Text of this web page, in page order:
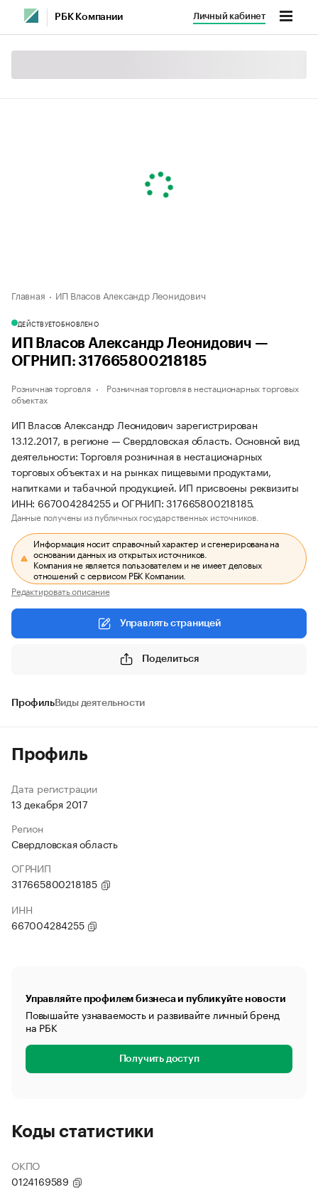
РБК Компании Личный кабинет
Главная ИП Власов Александр Леонидович
ДЕЙСТВУЕТОБНОВЛЕНО
ИП Власов Александр Леонидович —
ОГРНИП: 317665800218185
Розничная торговля
Розничная торговля в нестационарных торговых
объектах
ИП Власов Александр Леонидович зарегистрирован
13.12.2017, в регионе — Свердловская область. Основной вид
деятельности: Торговля розничная в нестационарных
торговых объектах и на рынках пищевыми продуктами,
напитками и табачной продукцией. ИП присвоены реквизиты
ИНН: 667004284255 и ОГРНИП: 317665800218185.
Данные получены из публичных государственных источников.
Информация носит справочный характер и сгенерирована на
основании данных из открытых источников.
Компания не является пользователем и не имеет деловых
отношений с сервисом РБК Компании.
Редактировать описание
Управлять страницей
Поделиться
ПрофильВиды деятельности
Профиль
Дата регистрации
13 декабря 2017
Регион
Свердловская область
ОГРНИП
317665800218185
ИНН
667004284255
Управляйте профилем бизнеса и публикуйте новости
Повышайте узнаваемость и развивайте личный бренд
на РБК
Получить доступ
Коды статистики
ОКПО
0124169589